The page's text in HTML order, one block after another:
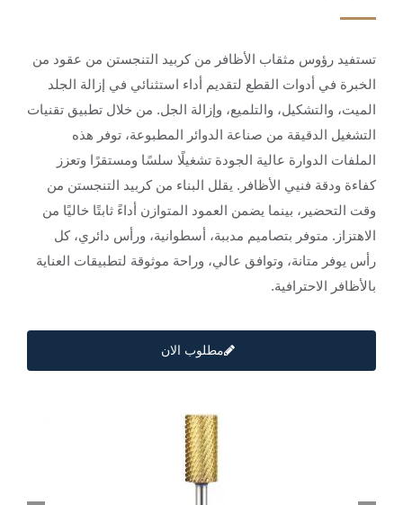
تستفيد رؤوس مثقاب الأظافر من كربيد التنجستن من عقود من
الخبرة في أدوات القطع لتقديم أداء استثنائي في إزالة الجلد
الميت، والتشكيل، والتلميع، وإزالة الجل. من خلال تطبيق تقنيات
التشغيل الدقيقة من صناعة الدوائر المطبوعة، توفر هذه
الملفات الدوارة عالية الجودة تشغيلًا سلسًا ومستقرًا وتعزز
كفاءة ودقة فنيي الأظافر. يقلل البناء من كربيد التنجستن من
وقت التحضير، بينما يضمن العمود المتوازن أداءً ثابتًا خاليًا من
الاهتزاز. متوفر بتصاميم مدببة، أسطوانية، ورأس دائري، كل
رأس يوفر متانة، وتوافق عالي، وراحة موثوقة لتطبيقات العناية
بالأظافر الاحترافية.
مطلوب الان